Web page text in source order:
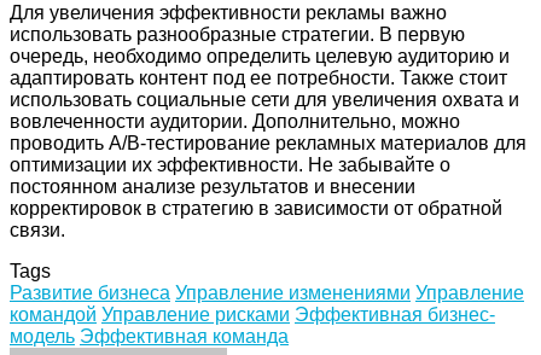
Для увеличения эффективности рекламы важно
использовать разнообразные стратегии. В первую
очередь, необходимо определить целевую аудиторию и
адаптировать контент под ее потребности. Также стоит
использовать социальные сети для увеличения охвата и
вовлеченности аудитории. Дополнительно, можно
проводить A/B-тестирование рекламных материалов для
оптимизации их эффективности. Не забывайте о
постоянном анализе результатов и внесении
корректировок в стратегию в зависимости от обратной
связи.
Tags
Развитие бизнеса Управление изменениями Управление
командой Управление рисками Эффективная бизнес-
модель Эффективная команда